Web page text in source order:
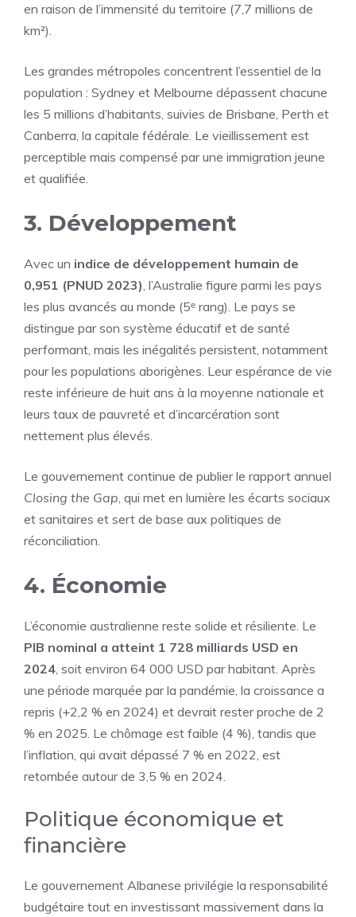
en raison de l’immensité du territoire (7,7 millions de
km²).
Les grandes métropoles concentrent l’essentiel de la
population : Sydney et Melbourne dépassent chacune
les 5 millions d’habitants, suivies de Brisbane, Perth et
Canberra, la capitale fédérale. Le vieillissement est
perceptible mais compensé par une immigration jeune
et qualifiée.
3. Développement
Avec un indice de développement humain de
0,951 (PNUD 2023), l’Australie figure parmi les pays
les plus avancés au monde (5ᵉ rang). Le pays se
distingue par son système éducatif et de santé
performant, mais les inégalités persistent, notamment
pour les populations aborigènes. Leur espérance de vie
reste inférieure de huit ans à la moyenne nationale et
leurs taux de pauvreté et d’incarcération sont
nettement plus élevés.
Le gouvernement continue de publier le rapport annuel
Closing the Gap, qui met en lumière les écarts sociaux
et sanitaires et sert de base aux politiques de
réconciliation.
4. Économie
L’économie australienne reste solide et résiliente. Le
PIB nominal a atteint 1 728 milliards USD en
2024, soit environ 64 000 USD par habitant. Après
une période marquée par la pandémie, la croissance a
repris (+2,2 % en 2024) et devrait rester proche de 2
% en 2025. Le chômage est faible (4 %), tandis que
l’inflation, qui avait dépassé 7 % en 2022, est
retombée autour de 3,5 % en 2024.
Politique économique et
financière
Le gouvernement Albanese privilégie la responsabilité
budgétaire tout en investissant massivement dans la